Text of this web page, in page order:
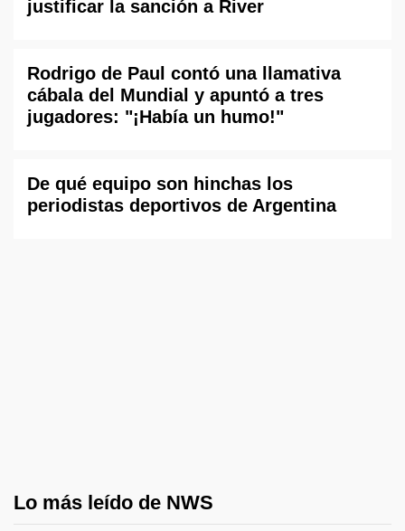
justificar la sanción a River
Rodrigo de Paul contó una llamativa
cábala del Mundial y apuntó a tres
jugadores: "¡Había un humo!"
De qué equipo son hinchas los
periodistas deportivos de Argentina
Lo más leído de NWS